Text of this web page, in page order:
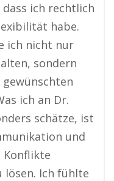
ich rechtlich
habe.
ich nicht nur
sondern
ich an Dr.
schätze, ist
und
Konflikte
lösen. Ich fühlte